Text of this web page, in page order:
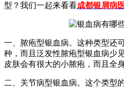
型？我们一起来看看成都银屑病
一、脓疱型银血病。这种类型还
种，而且泛发性脓疱型银血病少
皮肤会有很大的小脓疱，而且全
二、关节病型银血病。这个类型